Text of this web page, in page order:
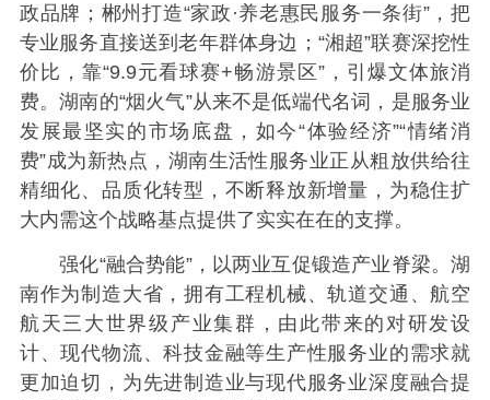
政品牌；郴州打造“家政·养老惠民服务一条街”，把
专业服务直接送到老年群体身边；“湘超”联赛深挖性
价比，靠“9.9元看球赛+畅游景区”，引爆文体旅消
费。湖南的“烟火气”从来不是低端代名词，是服务业
发展最坚实的市场底盘，如今“体验经济”“情绪消
费”成为新热点，湖南生活性服务业正从粗放供给往
精细化、品质化转型，不断释放新增量，为稳住扩
大内需这个战略基点提供了实实在在的支撑。
强化“融合势能”，以两业互促锻造产业脊梁。湖
南作为制造大省，拥有工程机械、轨道交通、航空
航天三大世界级产业集群，由此带来的对研发设
计、现代物流、科技金融等生产性服务业的需求就
更加迫切，为先进制造业与现代服务业深度融合提